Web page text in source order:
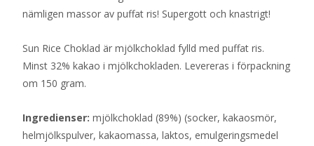
nämligen massor av puffat ris! Supergott och knastrigt!
Sun Rice Choklad är mjölkchoklad fylld med puffat ris.
Minst 32% kakao i mjölkchokladen. Levereras i förpackning
om 150 gram.
Ingredienser: mjölkchoklad (89%) (socker, kakaosmör,
helmjölkspulver, kakaomassa, laktos, emulgeringsmedel